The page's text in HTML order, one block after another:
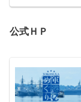
公式ＨＰ